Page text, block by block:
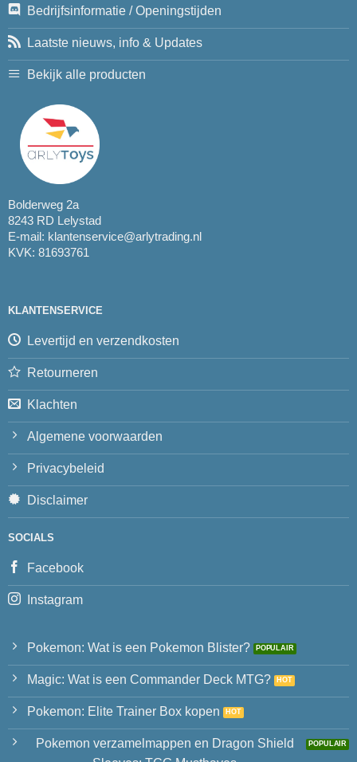
Bedrijfsinformatie / Openingstijden
Laatste nieuws, info & Updates
Bekijk alle producten
Bolderweg 2a
8243 RD Lelystad
E-mail: klantenservice@arlytrading.nl
KVK: 81693761
KLANTENSERVICE
Levertijd en verzendkosten
Retourneren
Klachten
Algemene voorwaarden
Privacybeleid
Disclaimer
SOCIALS
Facebook
Instagram
Pokemon: Wat is een Pokemon Blister?
Magic: Wat is een Commander Deck MTG?
Pokemon: Elite Trainer Box kopen
Pokemon verzamelmappen en Dragon Shield